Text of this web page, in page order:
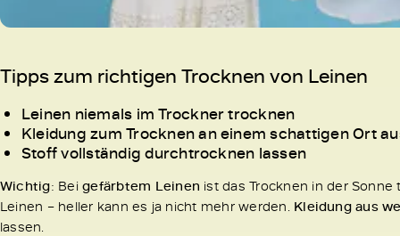
Tipps zum richtigen Trocknen von Leinen
Leinen niemals im Trockner trocknen
Kleidung zum Trocknen an einem schattigen Ort
Stoff vollständig durchtrocknen lassen
Wichtig: Beigefärbtem Leinen ist das Trocknen in der
Leinen – heller kann es ja nicht mehr werden. Kleidung aus
lassen.